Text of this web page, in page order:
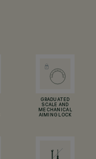
GRADUATED
SCALE AND
MECHANICAL
AIMING LOCK